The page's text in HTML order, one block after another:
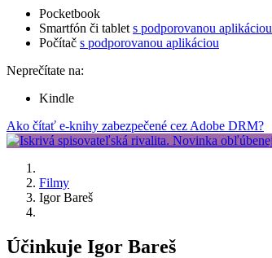
Pocketbook
Smartfón či tablet s podporovanou aplikáciou
Počítač s podporovanou aplikáciou
Neprečítate na:
Kindle
Ako čítať e-knihy zabezpečené cez Adobe DRM?
Filmy
Igor Bareš
Účinkuje Igor Bareš